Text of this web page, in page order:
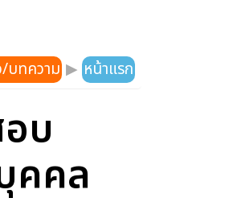
/บทความ ▶ หน้าแรก
บ
คคล